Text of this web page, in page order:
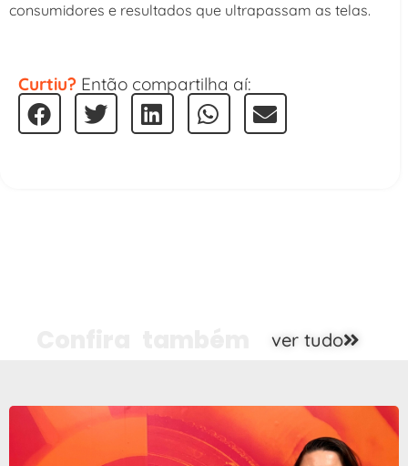
consumidores e resultados que ultrapassam as telas.
Curtiu? Então compartilha aí:
ver tudo